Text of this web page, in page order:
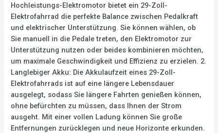
Hochleistungs-Elektromotor bietet ein 29-Zoll-
Elektrofahrrad die perfekte Balance zwischen Pedalkraft
und elektrischer Unterstützung. Sie können wählen, ob
Sie manuell in die Pedale treten, den Elektromotor zur
Unterstützung nutzen oder beides kombinieren möchten,
um maximale Geschwindigkeit und Effizienz zu erzielen. 2.
Langlebiger Akku: Die Akkulaufzeit eines 29-Zoll-
Elektrofahrrads ist auf eine längere Lebensdauer
ausgelegt, sodass Sie längere Fahrten genießen können,
ohne befürchten zu müssen, dass Ihnen der Strom
ausgeht. Mit einer vollen Ladung können Sie große
Entfernungen zurücklegen und neue Horizonte erkunden.